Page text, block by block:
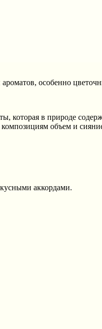
особенно
которая в природе
объем и
аккордами.